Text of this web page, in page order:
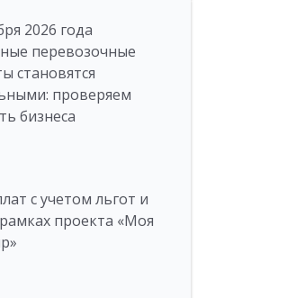
2026 года
перевозочные
становятся
проверяем
бизнеса
с учетом льгот и
проекта «Моя